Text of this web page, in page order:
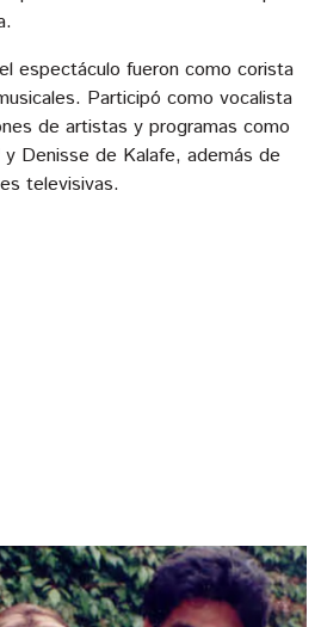
espectáculo fueron como corista
Participó como vocalista
de artistas y programas como
Denisse de Kalafe, además de
televisivas.